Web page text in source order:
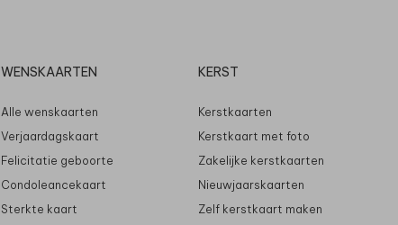
WENSKAARTEN
Alle wenskaarten
Verjaardagskaart
Felicitatie geboorte
Condoleancekaart
Sterkte kaart
KERST
Kerstkaarten
Kerstkaart met foto
Zakelijke kerstkaarten
Nieuwjaarskaarten
Zelf kerstkaart maken